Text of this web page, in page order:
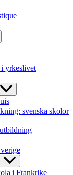
yrkeslivet
svenska skolor
i Frankrike